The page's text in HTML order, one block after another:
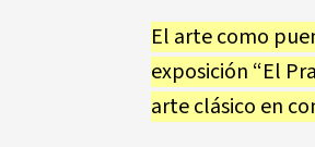
El arte como
exposición “El
arte clásico en